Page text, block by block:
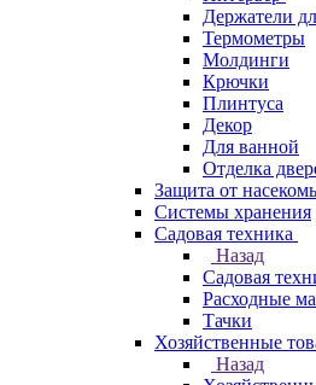
Держатели
Термометры
Молдинги
Крючки
Плинтуса
Декор
Для ванной
Отделка
Защита от
Системы хранения
Садовая техника
Назад
Садовая
Расходные
Тачки
Хозяйственные
Назад